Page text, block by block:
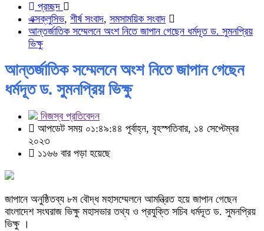
প্রচ্ছদ
এক্সক্লুসিভ, শীর্ষ সংবাদ, সমসাময়িক সংবাদ
আন্তর্জাতিক সম্মেলনে অংশ নিতে জাপান গেছেন ধর্মদূত ড. সুমনপ্রিয়
ভিক্ষু
আন্তর্জাতিক সম্মেলনে অংশ নিতে জাপান গেছেন
ধর্মদূত ড. সুমনপ্রিয় ভিক্ষু
নিজস্ব প্রতিবেদন
আপডেট সময় ০১:৪৯:৪৪ পূর্বাহ্ন, বৃহস্পতিবার, ১৪ সেপ্টেম্বর
২০২৩
১১৬৬ বার পড়া হয়েছে
জাপানে অনুষ্ঠিতব্য ৮ম বৌদ্ধ মহাসম্মেলনে আমন্ত্রিত হয়ে জাপান গেছেন
বাংলাদেশ সংঘরাজ ভিক্ষু মহাসভার তথ্য ও প্রযুক্তি সচিব ধর্মদূত ড. সুমনপ্রিয়
ভিক্ষু ।